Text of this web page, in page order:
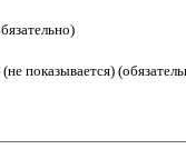
показывается)